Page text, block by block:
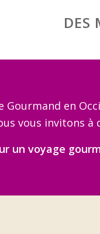
DES
Gourmand en
vous invitons à
un voyage